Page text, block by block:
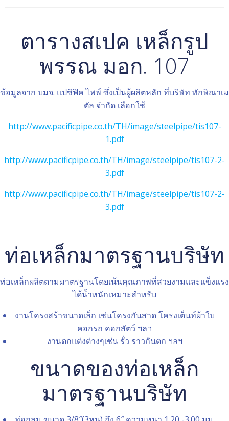
ตารางสเปค เหล็กรูป
พรรณ มอก. 107
ข้อมูลจาก บมจ. แปซิฟิค ไพพ์ ซึ่งเป็นผู้ผลิตหลัก ที่บริษัท ทักษิณาเม
ตัล จำกัด เลือกใช้
http://www.pacificpipe.co.th/TH/image/steelpipe/tis107-
1.pdf
http://www.pacificpipe.co.th/TH/image/steelpipe/tis107-2-
3.pdf
http://www.pacificpipe.co.th/TH/image/steelpipe/tis107-2-
3.pdf
ท่อเหล็กมาตรฐานบริษัท
ท่อเหล็กผลิตตามมาตรฐานโดยเน้นคุณภาพที่สวยงามและแข็งแรง
ได้น้ำหนักเหมาะสำหรับ
งานโครงสร้าขนาดเล็ก เช่นโครงกันสาด โครงเต็นท์ผ้าใบ
คอกรถ คอกสัตว์ ฯลฯ
งานตกแต่งต่างๆเช่น รั่ว ราวกันตก ฯลฯ
ขนาดของท่อเหล็ก
มาตรฐานบริษัท